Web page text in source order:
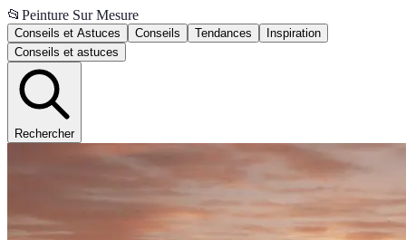
📂 Peinture Sur Mesure
Conseils et Astuces Conseils Tendances
Inspiration
Conseils et astuces
Rechercher